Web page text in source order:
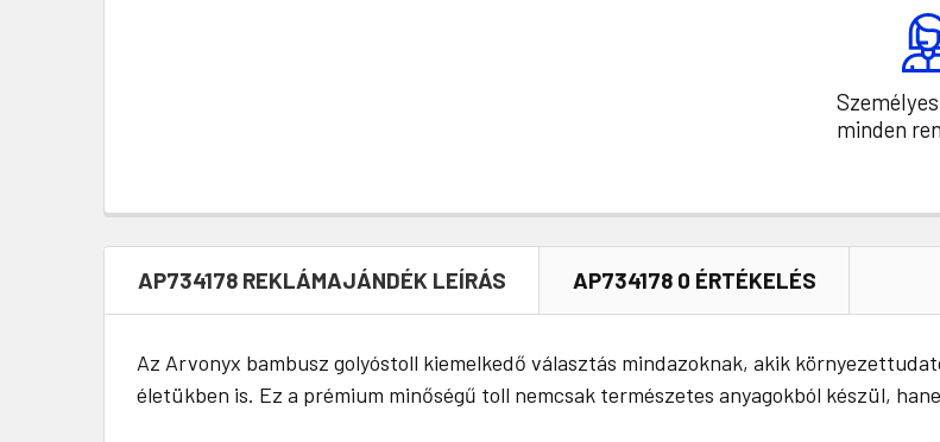
minden
AP734178 REKLÁMAJÁNDÉK LEÍRÁS AP734178 0 ÉRTÉKELÉS
Az Arvonyx bambusz golyóstoll kiemelkedő választás mindazoknak, akik
életükben is. Ez a prémium minőségű toll nemcsak természetes anyagokból készül,